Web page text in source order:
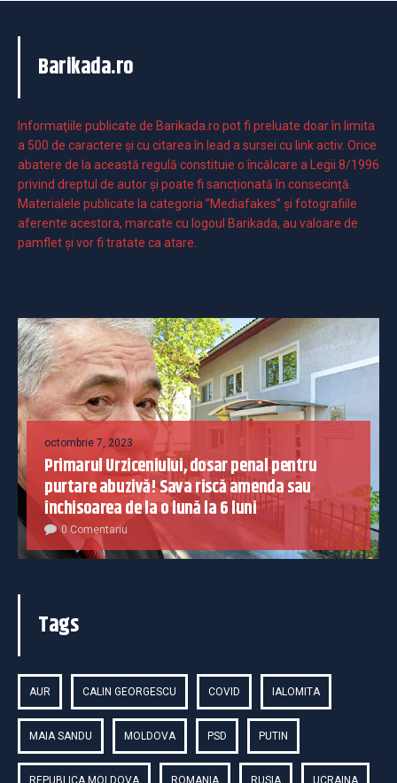
Barikada.ro
Informaţiile publicate de Barikada.ro pot fi preluate doar în limita
a 500 de caractere şi cu citarea în lead a sursei cu link activ. Orice
abatere de la această regulă constituie o încălcare a Legii 8/1996
privind dreptul de autor și poate fi sancționată în consecință.
Materialele publicate la categoria ”Mediafakes” și fotografiile
aferente acestora, marcate cu logoul Barikada, au valoare de
pamflet și vor fi tratate ca atare.
octombrie 7, 2023
Primarul Urziceniului, dosar penal pentru
purtare abuzivă! Sava riscă amenda sau
închisoarea de la o lună la 6 luni
0 Comentariu
Tags
AUR CALIN GEORGESCU COVID IALOMITA
MAIA SANDU MOLDOVA PSD PUTIN
REPUBLICA MOLDOVA ROMANIA RUSIA UCRAINA